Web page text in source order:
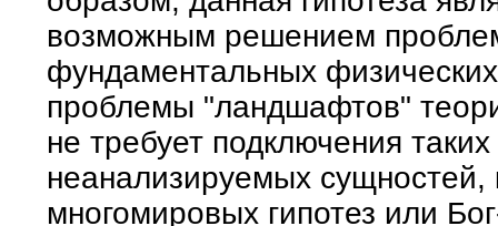
возможным решением
фундаментальных
проблемы "ландшафтов"
не требует подключения
неанализируемых
многомировых гипотез или